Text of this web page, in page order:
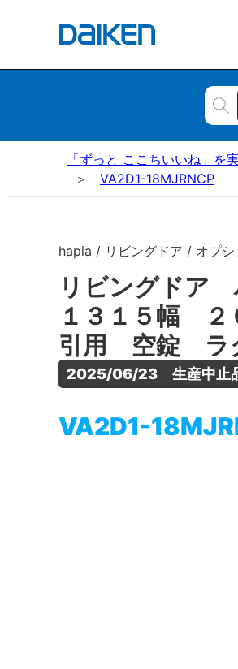
「ずっと ここちいいね」
VA2D1-18MJRNCP
hapia / リビングドア / オプ
リビングド
１３１５幅
引用 空錠 ラ
2025/06/23　生産中止
VA2D1-